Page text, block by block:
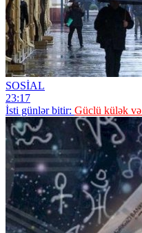
SOSİAL
23:17
İsti günlər bitir: Güclü külək